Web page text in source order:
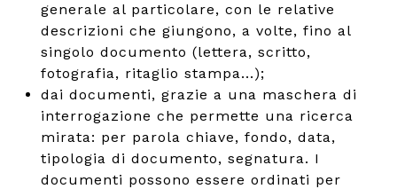
generale al particolare, con le relative
descrizioni che giungono, a volte, fino al
singolo documento (lettera, scritto,
fotografia, ritaglio stampa...);
dai documenti, grazie a una maschera di
interrogazione che permette una ricerca
mirata: per parola chiave, fondo, data,
tipologia di documento, segnatura. I
documenti possono essere ordinati per